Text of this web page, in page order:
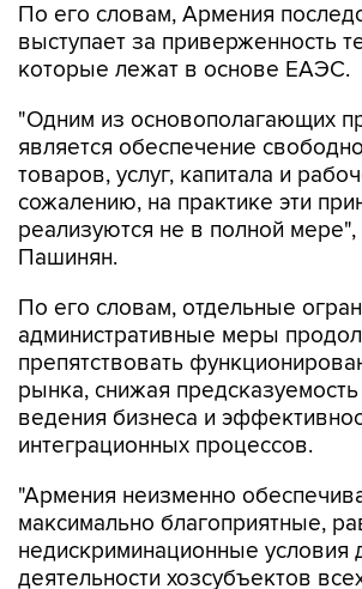
По его словам, Армения
выступает за приверженность
которые лежат в основе ЕАЭС.
"Одним из основополагающих
является обеспечение
товаров, услуг, капитала и
сожалению, на практике эти
реализуются не в полной мере",
Пашинян.
По его словам, отдельные
административные меры
препятствовать
рынка, снижая
ведения бизнеса и
интеграционных процессов.
"Армения неизменно
максимально благоприятные,
недискриминационные условия
деятельности хозсубъектов